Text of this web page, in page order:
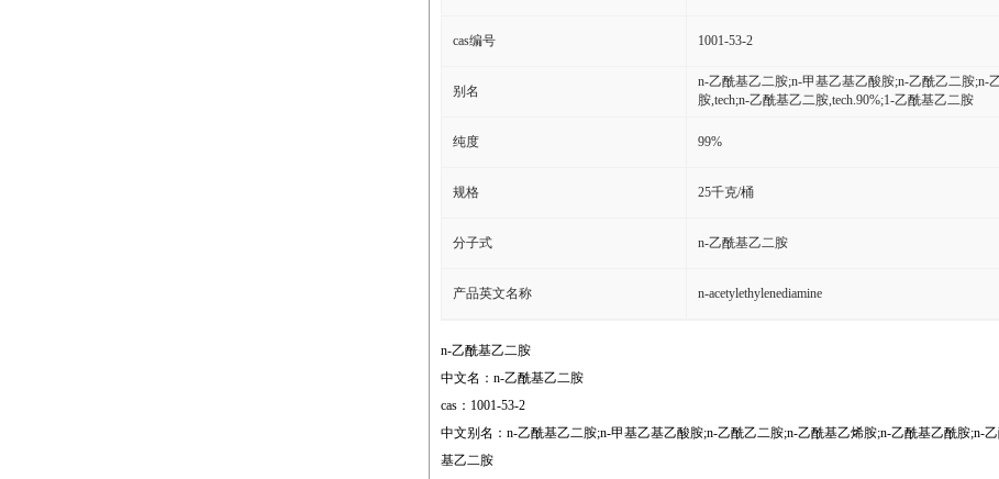
cas编号 1001-53-2
别名
n-乙酰基乙二胺;n-甲基乙基乙酸胺;n-乙酰乙二胺;n-
胺,tech;n-乙酰基乙二胺,tech.90%;1-乙酰基乙二胺
纯度 99%
规格 25千克/桶
分子式 n-乙酰基乙二胺
产品英文名称 n-acetylethylenediamine
n-乙酰基乙二胺
中文名：n-乙酰基乙二胺
cas：1001-53-2
中文别名：n-乙酰基乙二胺;n-甲基乙基乙酸胺;n-乙酰乙二胺;n-乙酰基乙烯胺;n-乙酰基乙酰胺;n-
基乙二胺